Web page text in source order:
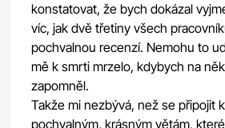
konstatovat, že bych dokázal
víc, jak dvě třetiny všech
pochvalnou recenzí. Nemohu to
mě k smrti mrzelo, kdybych na
zapomněl.
Takže mi nezbývá, než se připojit
pochvalným, krásným větám,